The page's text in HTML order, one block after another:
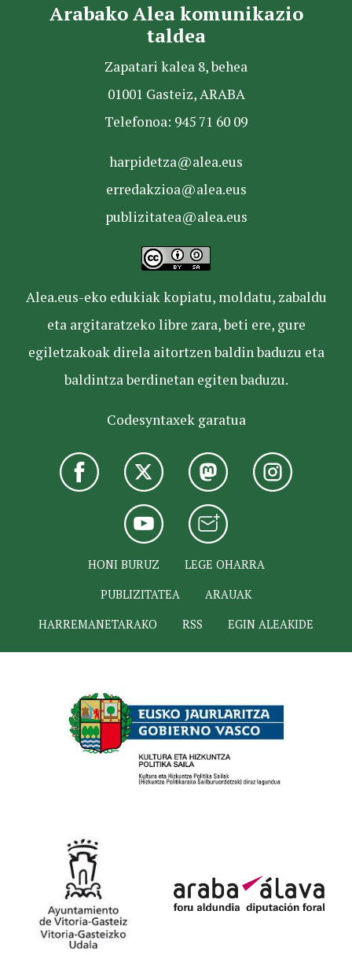
Arabako Alea komunikazio
taldea
Zapatari kalea 8, behea
01001 Gasteiz, ARABA
Telefonoa: 945 71 60 09
harpidetza@alea.eus
erredakzioa@alea.eus
publizitatea@alea.eus
Alea.eus-eko edukiak kopiatu, moldatu, zabaldu
eta argitaratzeko libre zara, beti ere, gure
egiletzakoak direla aitortzen baldin baduzu eta
baldintza berdinetan egiten baduzu.
Codesyntaxek garatua
HONI BURUZ
LEGE OHARRA
PUBLIZITATEA
ARAUAK
HARREMANETARAKO
RSS EGIN ALEAKIDE